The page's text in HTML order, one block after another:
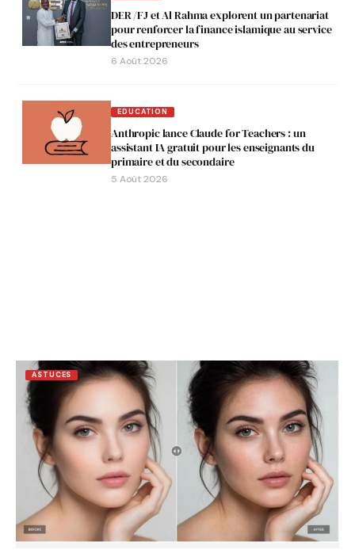
DER /FJ et Al Rahma explorent un partenariat
pour renforcer la finance islamique au service
des entrepreneurs
6 Août 2026
EDUCATION
Anthropic lance Claude for Teachers : un
assistant IA gratuit pour les enseignants du
primaire et du secondaire
5 Août 2026
ASTUCES